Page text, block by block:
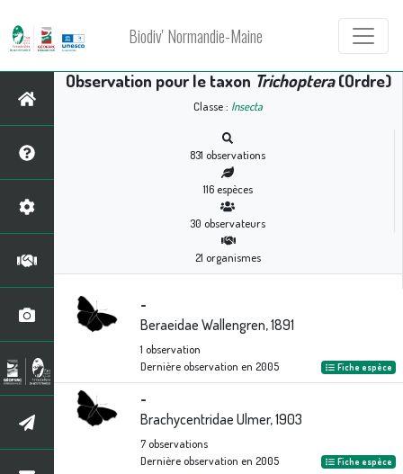
Biodiv' Normandie-Maine
Observation pour le taxon Trichoptera(Ordre)
Classe : Insecta
831 observations
116espèces
30 observateurs
21 organismes
-
Beraeidae Wallengren, 1891
1 observation
Dernière observation en 2005 Fiche espèce
-
Brachycentridae Ulmer, 1903
7observations
Dernière observation en 2005 Fiche espèce